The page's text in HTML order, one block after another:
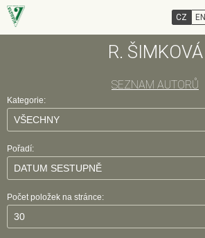
R. ŠIMKOVÁ
SEZNAM AUTORŮ
Kategorie:
Pořadí:
Počet položek na stránce:
CZ EN